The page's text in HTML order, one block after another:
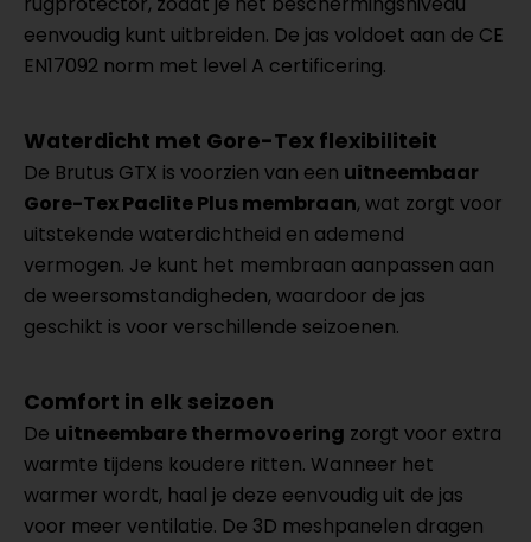
eenvoudig kunt uitbreiden. De jas voldoet aan de CE
EN17092 norm met level A certificering.
Waterdicht met Gore-Tex flexibiliteit
De Brutus GTX is voorzien van een uitneembaar
Gore-Tex Paclite Plus membraan, wat zorgt voor
uitstekende waterdichtheid en ademend
vermogen. Je kunt het membraan aanpassen aan
de weersomstandigheden, waardoor de jas
geschikt is voor verschillende seizoenen.
Comfort in elk seizoen
De uitneembare thermovoering zorgt voor extra
warmte tijdens koudere ritten. Wanneer het
warmer wordt, haal je deze eenvoudig uit de jas
voor meer ventilatie. De 3D meshpanelen dragen